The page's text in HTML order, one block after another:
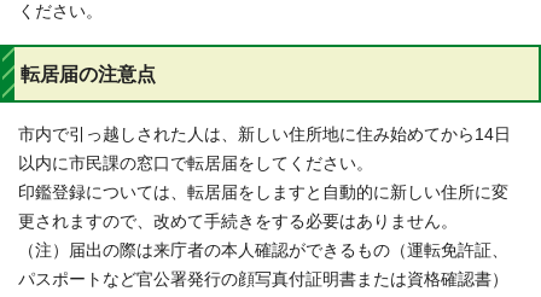
ください。
転居届の注意点
市内で引っ越しされた人は、新しい住所地に住み始めてから14日
以内に市民課の窓口で転居届をしてください。
印鑑登録については、転居届をしますと自動的に新しい住所に変
更されますので、改めて手続きをする必要はありません。
（注）届出の際は来庁者の本人確認ができるもの（運転免許証、
パスポートなど官公署発行の顔写真付証明書または資格確認書）